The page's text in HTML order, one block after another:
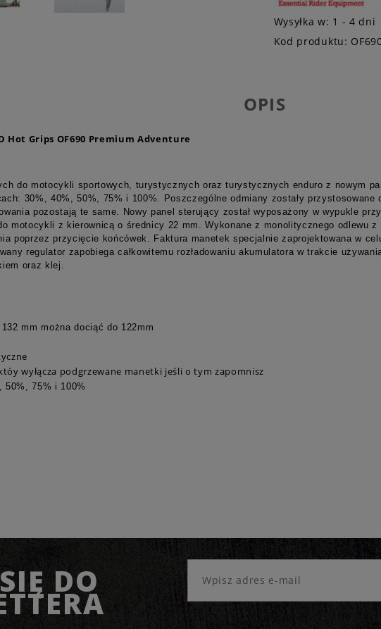
Wysyłka w: 1 - 4 dni
Kod produktu:
OPIS
Hot Grips OF690 Premium Adventure
do motocykli sportowych, turystycznych oraz turystycznych enduro z nowym
30%, 40%, 50%, 75% i 100%. Poszczególne odmiany zostały
pozostają te same. Nowy panel sterujący został wyposażony w wypukle
motocykli z kierownicą o średnicy 22 mm. Wykonane z monolitycznego odlewu
poprzez przycięcie końcówek. Faktura manetek specjalnie zaprojektowana w
regulator zapobiega całkowitemu rozładowaniu akumulatora w trakcie
oraz klej.
mm można dociąć do 122mm
wyłącza podgrzewane manetki jeśli o tym zapomnisz
50%, 75% i 100%
DO